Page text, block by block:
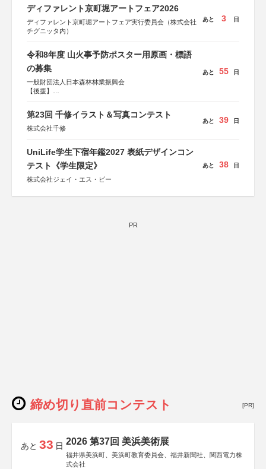
ディファレント京町堀アートフェア2026
ディファレント京町堀アートフェア実行委員会（株式会社
チグニッタ内）
あと 3 日
令和8年度 山火事予防ポスター用原画・標語
の募集
一般財団法人日本森林林業振興会
【後援】
会、森林火災対策協会
あと 55 日
第23回 千修イラスト＆写真コンテスト
株式会社千修
あと 39 日
UniLife学生下宿年鑑2027 表紙デザインコン
テスト《学生限定》
株式会社ジェイ・エス・ビー
あと 38 日
PR
締め切り直前コンテスト [PR]
あと 33 日 2026 第37回 美浜美術展
福井県美浜町、美浜町教育委員会、福井新聞社、関西電力株
式会社